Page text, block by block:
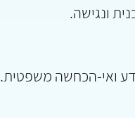
ונגישה.
ואי-הכחשה משפטית.